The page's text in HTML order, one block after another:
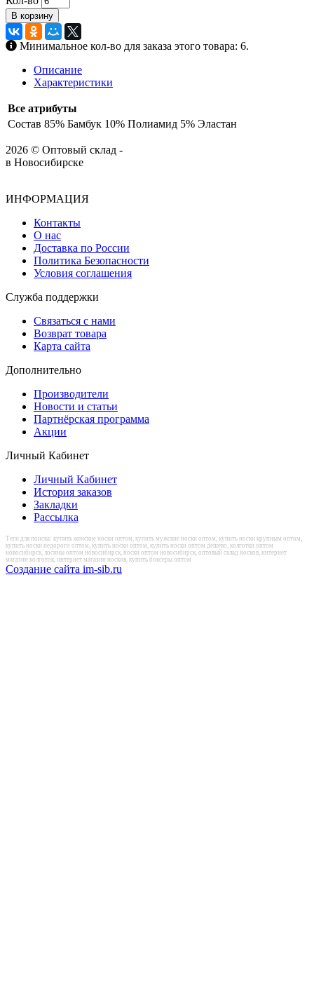
В корзину
Минимальное кол-во для заказа этого товара: 6.
Описание
Характеристики
Все атрибуты
Состав 85% Бамбук 10% Полиамид 5% Эластан
2026 © Оптовый склад -
в Новосибирске
ИНФОРМАЦИЯ
Контакты
О нас
Доставка по России
Политика Безопасности
Условия соглашения
Служба поддержки
Связаться с нами
Возврат товара
Карта сайта
Дополнительно
Производители
Новости и статьи
Партнёрская программа
Акции
Личный Кабинет
Личный Кабинет
История заказов
Закладки
Рассылка
Теги для поиска: купить женские носки оптом, купить мужские носки оптом, купить носки крупным оптом,
купить носки недорого оптом, купить носки оптом, купить носки оптом дешево, колготки оптом
новосибирск, лосины оптом новосибирск, носки оптом новосибирск, оптовый склад носков, интернет
магазин колготок, интернет магазин носков, купить боксеры оптом
Создание сайта im-sib.ru